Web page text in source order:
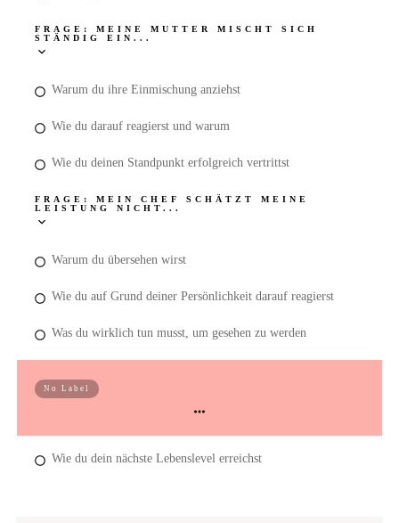
FRAGE: MEINE MUTTER MISCHT SICH
STÄNDIG EIN...
Warum du ihre Einmischung anziehst
Wie du darauf reagierst und warum
Wie du deinen Standpunkt erfolgreich vertrittst
FRAGE: MEIN CHEF SCHÄTZT MEINE
LEISTUNG NICHT...
Warum du übersehen wirst
Wie du auf Grund deiner Persönlichkeit darauf reagierst
Was du wirklich tun musst, um gesehen zu werden
No Label
Wie du dein nächste Lebenslevel erreichst